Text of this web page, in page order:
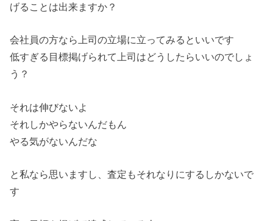
げることは出来ますか？
会社員の方なら上司の立場に立ってみるといいです
低すぎる目標掲げられて上司はどうしたらいいのでしょ
う？
それは伸びないよ
それしかやらないんだもん
やる気がないんだな
と私なら思いますし、査定もそれなりにするしかないで
す